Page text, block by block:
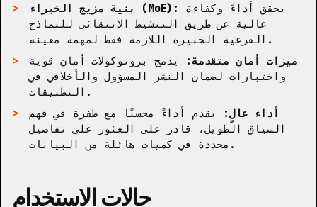
بنية مزيج الخبراء (MoE):
عالية عن طريق التنشيط الانتقائي للنماذج
الفرعية الخبيرة اللازمة فقط لمهمة معينة.
ميزات أمان متقدمة:
يدمج بروتوكولات أمان قوية
واختبارات لضمان النشر المسؤول والأخلاقي في
التطبيقات.
أداء عالٍ:
يقدم أداءً محسنًا مع طفرة في فهم
السياق الطويل، قادر على العثور على تفاصيل
محددة في كميات هائلة من البيانات.
حالات الاستخدام